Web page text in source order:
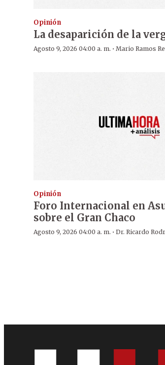
Opinión
La desaparición de la
Agosto 9, 2026 04:00 a. m. · Mario Ramos
Opinión
Foro Internacional en
sobre el Gran Chaco
Agosto 9, 2026 04:00 a. m. · Dr. Ricardo